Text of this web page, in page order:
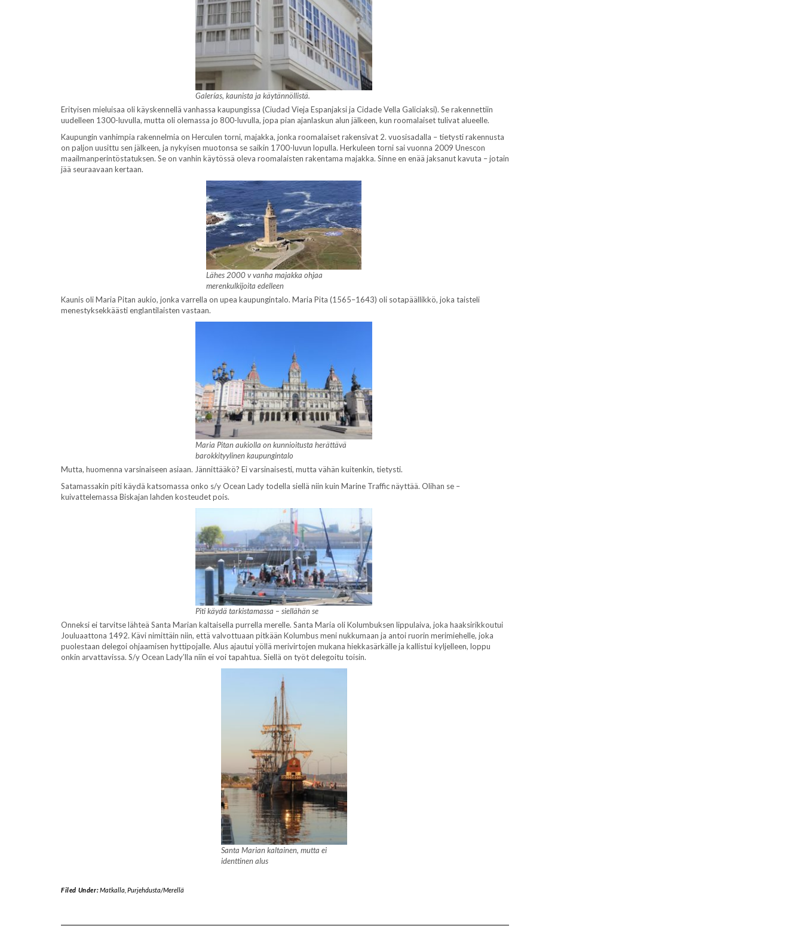
Galerías, kaunista ja käytännöllistä.
Erityisen mieluisaa oli käyskennellä vanhassa kaupungissa (Ciudad Vieja Espanjaksi ja Cidade Vella Galiciaksi). Se rakennettiin
uudelleen 1300-luvulla, mutta oli olemassa jo 800-luvulla, jopa pian ajanlaskun alun jälkeen, kun roomalaiset tulivat alueelle.
Kaupungin vanhimpia rakennelmia on Herculen torni, majakka, jonka roomalaiset rakensivat 2. vuosisadalla – tietysti rakennusta
on paljon uusittu sen jälkeen, ja nykyisen muotonsa se saikin 1700-luvun lopulla. Herkuleen torni sai vuonna 2009 Unescon
maailmanperintöstatuksen. Se on vanhin käytössä oleva roomalaisten rakentama majakka. Sinne en enää jaksanut kavuta – jotain
jää seuraavaan kertaan.
Lähes 2000 v vanha majakka ohjaa
merenkulkijoita edelleen
Kaunis oli Maria Pitan aukio, jonka varrella on upea kaupungintalo. Maria Pita (1565–1643) oli sotapäällikkö, joka taisteli
menestyksekkäästi englantilaisten vastaan.
Maria Pitan aukiolla on kunnioitusta herättävä
barokkityylinen kaupungintalo
Mutta, huomenna varsinaiseen asiaan. Jännittääkö? Ei varsinaisesti, mutta vähän kuitenkin, tietysti.
Satamassakin piti käydä katsomassa onko s/y Ocean Lady todella siellä niin kuin Marine Traffic näyttää. Olihan se –
kuivattelemassa Biskajan lahden kosteudet pois.
Piti käydä tarkistamassa – siellähän se
Onneksi ei tarvitse lähteä Santa Marian kaltaisella purrella merelle. Santa Maria oli Kolumbuksen lippulaiva, joka haaksirikkoutui
Jouluaattona 1492. Kävi nimittäin niin, että valvottuaan pitkään Kolumbus meni nukkumaan ja antoi ruorin merimiehelle, joka
puolestaan delegoi ohjaamisen hyttipojalle. Alus ajautui yöllä merivirtojen mukana hiekkasärkälle ja kallistui kyljelleen, loppu
onkin arvattavissa. S/y Ocean Lady’lla niin ei voi tapahtua. Siellä on työt delegoitu toisin.
Santa Marian kaltainen, mutta ei
identtinen alus
Filed Under:Matkalla Purjehdusta/Merellä